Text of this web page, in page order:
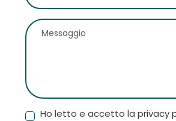
Ho letto e accetto la privacy